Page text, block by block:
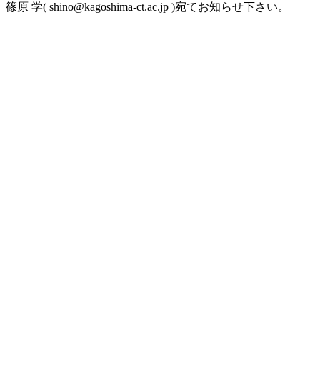
篠原 学( shino@kagoshima-ct.ac.jp )宛てお知らせ下さい。